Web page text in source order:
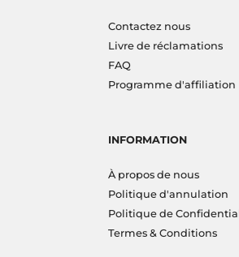
Contactez nous
Livre de réclamations
FAQ
Programme d'affiliation
INFORMATION
À propos de nous
Politique d'annulation
Politique de
Termes & Conditions